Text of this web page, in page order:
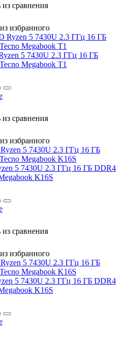
из сравнения
избранного
5 7430U 2.3 ГГц 16 ГБ
Megabook T1
из сравнения
избранного
5 7430U 2.3 ГГц 16 ГБ DDR4
K16S
из сравнения
избранного
5 7430U 2.3 ГГц 16 ГБ DDR4
K16S